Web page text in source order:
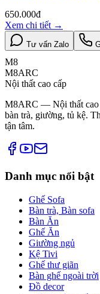
650.000đ
Xem chi tiết →
Tư vấn Zalo
M8
M8ARC
Nội thất cao cấp
M8ARC — Nội thất cao
bàn trà, giường, tủ kệ.
tận tâm.
Danh mục nổi bật
Ghế Sofa
Bàn trà, Bàn sofa
Bàn Ăn
Ghế Ăn
Giường ngủ
Kệ Tivi
Ghế thư giãn
Bàn ghế ngoài trời
Đồ decor